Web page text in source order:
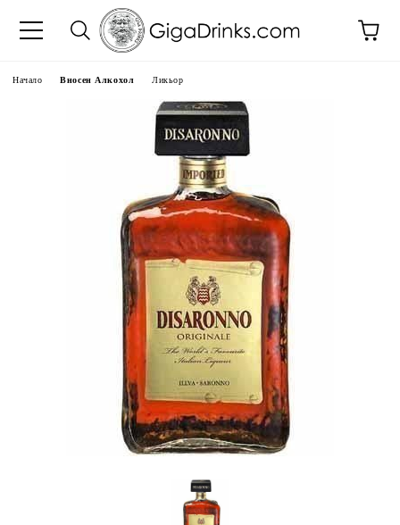
Начало Вносен Алкохол Ликьор